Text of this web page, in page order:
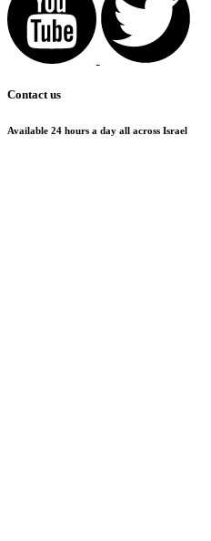
Contact us
Available 24 hours a day all across Israel